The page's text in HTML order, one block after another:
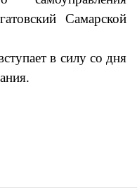
Самарской
в силу со дня